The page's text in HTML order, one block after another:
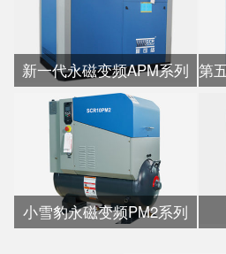
新一代永磁变频APM系列
小雪豹永磁变频PM2系列